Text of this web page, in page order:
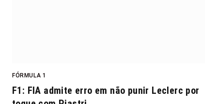
FÓRMULA 1
F1: FIA admite erro em não punir Leclerc por